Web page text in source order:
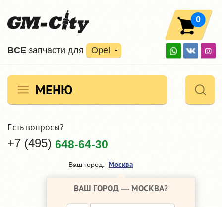
ВCE запчасти для Opel
0
МЕНЮ
Есть вопросы?
+7 (495) 648-64-30
Ваш город: Москва
ВАШ ГОРОД — МОСКВА?